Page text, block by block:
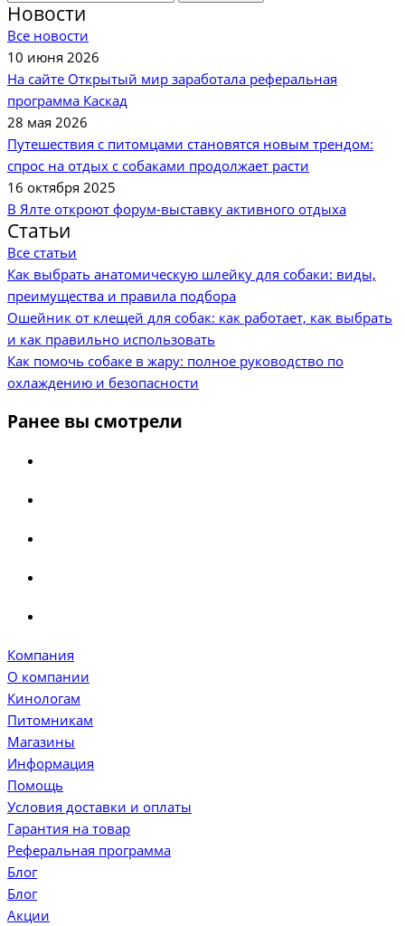
Новости
Все новости
10 июня 2026
На сайте Открытый мир заработала реферальная
программа Каскад
28 мая 2026
Путешествия с питомцами становятся новым трендом:
спрос на отдых с собаками продолжает расти
16 октября 2025
В Ялте откроют форум-выставку активного отдыха
Статьи
Все статьи
Как выбрать анатомическую шлейку для собаки: виды,
преимущества и правила подбора
Ошейник от клещей для собак: как работает, как выбрать
и как правильно использовать
Как помочь собаке в жару: полное руководство по
охлаждению и безопасности
Ранее вы смотрели
Компания
О компании
Кинологам
Питомникам
Магазины
Информация
Помощь
Условия доставки и оплаты
Гарантия на товар
Реферальная программа
Блог
Блог
Акции